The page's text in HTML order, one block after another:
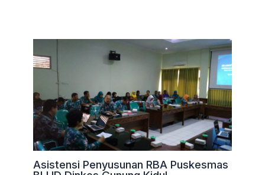
Asistensi Penyusunan RBA Puskesmas